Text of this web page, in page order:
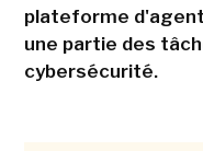
plateforme
une partie des
cybersécurité.